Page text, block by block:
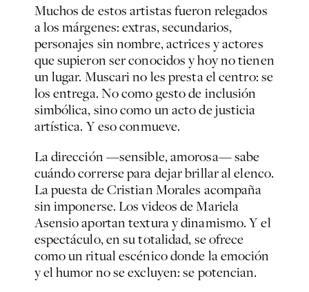
Muchos de estos artistas fueron relegados
a los márgenes: extras, secundarios,
personajes sin nombre, actrices y actores
que supieron ser conocidos y hoy no tienen
un lugar. Muscari no les presta el centro: se
los entrega. No como gesto de inclusión
simbólica, sino como un acto de justicia
artística. Y eso conmueve.
La dirección —sensible, amorosa— sabe
cuándo correrse para dejar brillar al elenco.
La puesta de Cristian Morales acompaña
sin imponerse. Los videos de Mariela
Asensio aportan textura y dinamismo. Y el
espectáculo, en su totalidad, se ofrece
como un ritual escénico donde la emoción
y el humor no se excluyen: se potencian.